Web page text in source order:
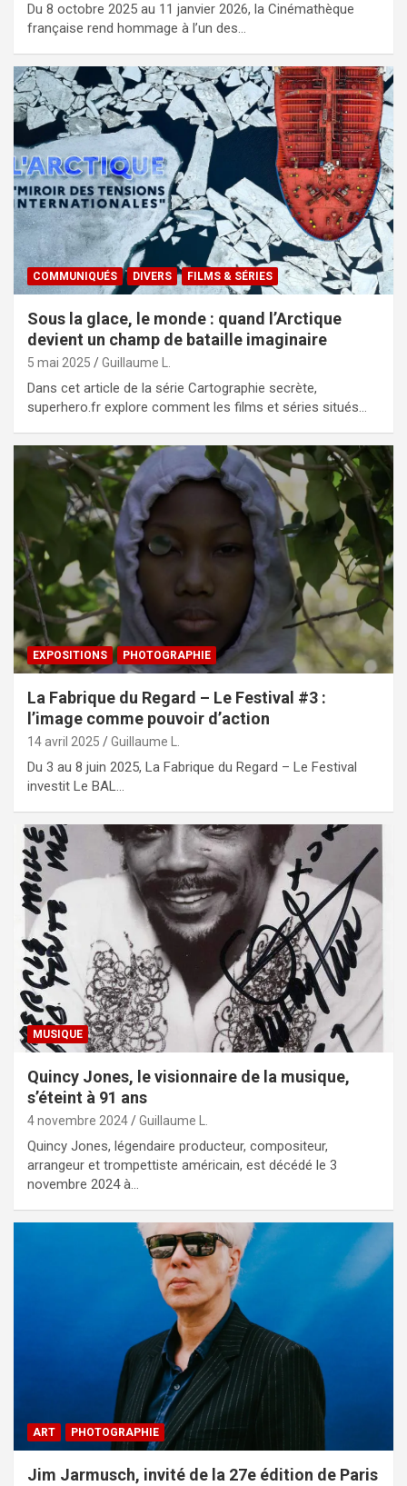
Du 8 octobre 2025 au 11 janvier 2026, la Cinémathèque
française rend hommage à l’un des…
COMMUNIQUÉS DIVERS FILMS & SÉRIES
Sous la glace, le monde : quand l’Arctique
devient un champ de bataille imaginaire
5 mai 2025 Guillaume L.
Dans cet article de la série Cartographie secrète,
superhero.fr explore comment les films et séries situés…
EXPOSITIONS PHOTOGRAPHIE
La Fabrique du Regard – Le Festival #3 :
l’image comme pouvoir d’action
14 avril 2025 Guillaume L.
Du 3 au 8 juin 2025, La Fabrique du Regard – Le Festival
investit Le BAL…
MUSIQUE
Quincy Jones, le visionnaire de la musique,
s’éteint à 91 ans
4 novembre 2024 Guillaume L.
Quincy Jones, légendaire producteur, compositeur,
arrangeur et trompettiste américain, est décédé le 3
novembre 2024 à…
ART PHOTOGRAPHIE
Jim Jarmusch, invité de la 27e édition de Paris